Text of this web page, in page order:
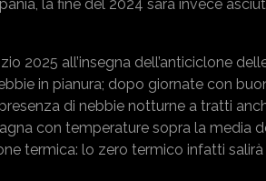
la fine del 2024 sarà invece
2025 all’insegna dell’anticiclone
in pianura; dopo giornate con
di nebbie notturne a tratti
con temperature sopra la media
termica: lo zero termico infatti